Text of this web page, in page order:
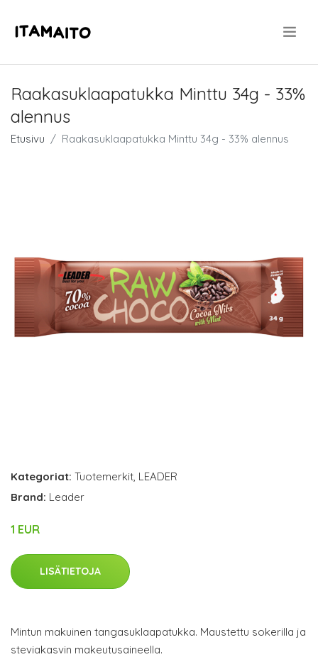
Raakasuklaapatukka Minttu 34g - 33%
alennus
Etusivu Raakasuklaapatukka Minttu 34g - 33% alennus
Kategoriat: Tuotemerkit, LEADER
Brand: Leader
1 EUR
LISÄTIETOJA
Mintun makuinen tangasuklaapatukka. Maustettu sokerilla ja
steviakasvin makeutusaineella.